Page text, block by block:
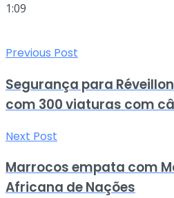
1:09
Previous Post
Segurança para
com 300 viaturas com
Next Post
Marrocos empata com
Africana de Nações